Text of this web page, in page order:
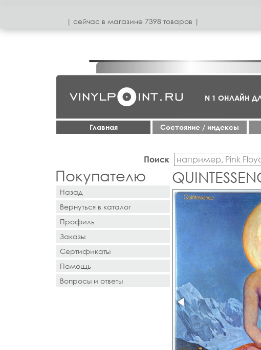
| сeйчас в магазинe 7398 товаров |
N 1 ОНЛАЙН
Главная Cостояние / индексы
Поиск
Покупателю
Назад
Вернуться в каталог
Профиль
Заказы
Сертификаты
Помощь
Вопросы и ответы